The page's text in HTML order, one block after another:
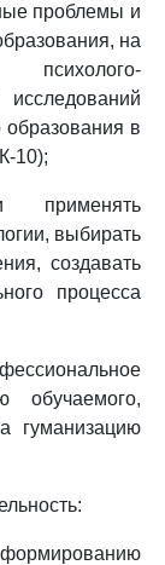
проблемы и
на
образования в
10);
применять
выбирать
создавать
процесса
обучаемого,
гуманизацию